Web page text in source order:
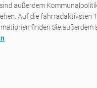
außerdem
Auf die fahrradaktivsten
finden Sie außerdem